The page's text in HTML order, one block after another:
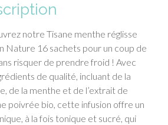
notre Tisane menthe réglisse
Nature 16 sachets pour un coup de
risquer de prendre froid ! Avec
de qualité, incluant de la
de la menthe et de l’extrait de
poivrée bio, cette infusion offre un
à la fois tonique et sucré, qui